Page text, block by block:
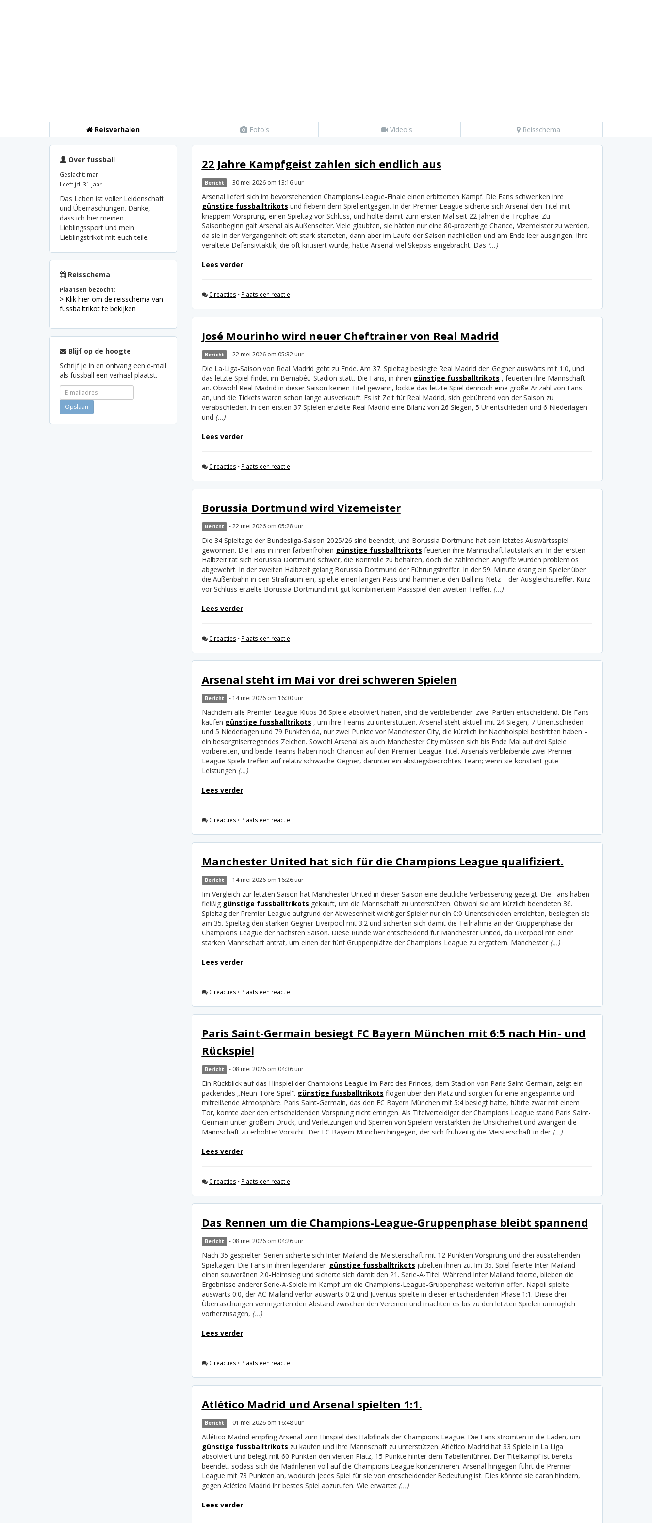
Reisverhalen Foto's Video's Reisschema
Over fussball
Geslacht: man
Leeftijd: 31 jaar
Das Leben ist voller Leidenschaft
und Überraschungen. Danke,
dass ich hier meinen
Lieblingssport und mein
Lieblingstrikot mit euch teile.
Reisschema
Plaatsen bezocht:
> Klik hier om de reisschema van
fussballtrikot te bekijken
Blijf op de hoogte
Schrijf je in en ontvang een e-mail
als fussball een verhaal plaatst.
22 Jahre Kampfgeist zahlen sich endlich aus
Bericht - 30 mei 2026 om 13:16 uur
Arsenal liefert sich im bevorstehenden Champions-League-Finale einen erbitterten Kampf. Die Fans schwenken ihre
günstige fussballtrikots und fiebern dem Spiel entgegen. In der Premier League sicherte sich Arsenal den Titel mit
knappem Vorsprung, einen Spieltag vor Schluss, und holte damit zum ersten Mal seit 22 Jahren die Trophäe. Zu
Saisonbeginn galt Arsenal als Außenseiter. Viele glaubten, sie hätten nur eine 80-prozentige Chance, Vizemeister zu werden,
da sie in der Vergangenheit oft stark starteten, dann aber im Laufe der Saison nachließen und am Ende leer ausgingen. Ihre
veraltete Defensivtaktik, die oft kritisiert wurde, hatte Arsenal viel Skepsis eingebracht. Das (...)
Lees verder
0 reacties • Plaats een reactie
José Mourinho wird neuer Cheftrainer von Real Madrid
Bericht - 22 mei 2026 om 05:32 uur
Die La-Liga-Saison von Real Madrid geht zu Ende. Am 37. Spieltag besiegte Real Madrid den Gegner auswärts mit 1:0, und
das letzte Spiel findet im Bernabéu-Stadion statt. Die Fans, in ihren günstige fussballtrikots , feuerten ihre Mannschaft
an. Obwohl Real Madrid in dieser Saison keinen Titel gewann, lockte das letzte Spiel dennoch eine große Anzahl von Fans
an, und die Tickets waren schon lange ausverkauft. Es ist Zeit für Real Madrid, sich gebührend von der Saison zu
verabschieden. In den ersten 37 Spielen erzielte Real Madrid eine Bilanz von 26 Siegen, 5 Unentschieden und 6 Niederlagen
und (...)
Lees verder
0 reacties • Plaats een reactie
Borussia Dortmund wird Vizemeister
Bericht - 22 mei 2026 om 05:28 uur
Die 34 Spieltage der Bundesliga-Saison 2025/26 sind beendet, und Borussia Dortmund hat sein letztes Auswärtsspiel
gewonnen. Die Fans in ihren farbenfrohen günstige fussballtrikots feuerten ihre Mannschaft lautstark an. In der ersten
Halbzeit tat sich Borussia Dortmund schwer, die Kontrolle zu behalten, doch die zahlreichen Angriffe wurden problemlos
abgewehrt. In der zweiten Halbzeit gelang Borussia Dortmund der Führungstreffer. In der 59. Minute drang ein Spieler über
die Außenbahn in den Strafraum ein, spielte einen langen Pass und hämmerte den Ball ins Netz – der Ausgleichstreffer. Kurz
vor Schluss erzielte Borussia Dortmund mit gut kombiniertem Passspiel den zweiten Treffer. (...)
Lees verder
0 reacties • Plaats een reactie
Arsenal steht im Mai vor drei schweren Spielen
Bericht - 14 mei 2026 om 16:30 uur
Nachdem alle Premier-League-Klubs 36 Spiele absolviert haben, sind die verbleibenden zwei Partien entscheidend. Die Fans
kaufen günstige fussballtrikots , um ihre Teams zu unterstützen. Arsenal steht aktuell mit 24 Siegen, 7 Unentschieden
und 5 Niederlagen und 79 Punkten da, nur zwei Punkte vor Manchester City, die kürzlich ihr Nachholspiel bestritten haben –
ein besorgniserregendes Zeichen. Sowohl Arsenal als auch Manchester City müssen sich bis Ende Mai auf drei Spiele
vorbereiten, und beide Teams haben noch Chancen auf den Premier-League-Titel. Arsenals verbleibende zwei Premier-
League-Spiele treffen auf relativ schwache Gegner, darunter ein abstiegsbedrohtes Team; wenn sie konstant gute
Leistungen (...)
Lees verder
0 reacties • Plaats een reactie
Manchester United hat sich für die Champions League qualifiziert.
Bericht - 14 mei 2026 om 16:26 uur
Im Vergleich zur letzten Saison hat Manchester United in dieser Saison eine deutliche Verbesserung gezeigt. Die Fans haben
fleißig günstige fussballtrikots gekauft, um die Mannschaft zu unterstützen. Obwohl sie am kürzlich beendeten 36.
Spieltag der Premier League aufgrund der Abwesenheit wichtiger Spieler nur ein 0:0-Unentschieden erreichten, besiegten sie
am 35. Spieltag den starken Gegner Liverpool mit 3:2 und sicherten sich damit die Teilnahme an der Gruppenphase der
Champions League der nächsten Saison. Diese Runde war entscheidend für Manchester United, da Liverpool mit einer
starken Mannschaft antrat, um einen der fünf Gruppenplätze der Champions League zu ergattern. Manchester (...)
Lees verder
0 reacties • Plaats een reactie
Paris Saint-Germain besiegt FC Bayern München mit 6:5 nach Hin- und
Rückspiel
Bericht - 08 mei 2026 om 04:36 uur
Ein Rückblick auf das Hinspiel der Champions League im Parc des Princes, dem Stadion von Paris Saint-Germain, zeigt ein
packendes „Neun-Tore-Spiel“. günstige fussballtrikots flogen über den Platz und sorgten für eine angespannte und
mitreißende Atmosphäre. Paris Saint-Germain, das den FC Bayern München mit 5:4 besiegt hatte, führte zwar mit einem
Tor, konnte aber den entscheidenden Vorsprung nicht erringen. Als Titelverteidiger der Champions League stand Paris Saint-
Germain unter großem Druck, und Verletzungen und Sperren von Spielern verstärkten die Unsicherheit und zwangen die
Mannschaft zu erhöhter Vorsicht. Der FC Bayern München hingegen, der sich frühzeitig die Meisterschaft in der (...)
Lees verder
0 reacties • Plaats een reactie
Das Rennen um die Champions-League-Gruppenphase bleibt spannend
Bericht - 08 mei 2026 om 04:26 uur
Nach 35 gespielten Serien sicherte sich Inter Mailand die Meisterschaft mit 12 Punkten Vorsprung und drei ausstehenden
Spieltagen. Die Fans in ihren legendären günstige fussballtrikots jubelten ihnen zu. Im 35. Spiel feierte Inter Mailand
einen souveränen 2:0-Heimsieg und sicherte sich damit den 21. Serie-A-Titel. Während Inter Mailand feierte, blieben die
Ergebnisse anderer Serie-A-Spiele im Kampf um die Champions-League-Gruppenphase weiterhin offen. Napoli spielte
auswärts 0:0, der AC Mailand verlor auswärts 0:2 und Juventus spielte in dieser entscheidenden Phase 1:1. Diese drei
Überraschungen verringerten den Abstand zwischen den Vereinen und machten es bis zu den letzten Spielen unmöglich
vorherzusagen, (...)
Lees verder
0 reacties • Plaats een reactie
Atlético Madrid und Arsenal spielten 1:1.
Bericht - 01 mei 2026 om 16:48 uur
Atlético Madrid empfing Arsenal zum Hinspiel des Halbfinals der Champions League. Die Fans strömten in die Läden, um
günstige fussballtrikots zu kaufen und ihre Mannschaft zu unterstützen. Atlético Madrid hat 33 Spiele in La Liga
absolviert und belegt mit 60 Punkten den vierten Platz, 15 Punkte hinter dem Tabellenführer. Der Titelkampf ist bereits
beendet, sodass sich die Madrilenen voll auf die Champions League konzentrieren. Arsenal hingegen führt die Premier
League mit 73 Punkten an, wodurch jedes Spiel für sie von entscheidender Bedeutung ist. Dies könnte sie daran hindern,
gegen Atlético Madrid ihr bestes Spiel abzurufen. Wie erwartet (...)
Lees verder